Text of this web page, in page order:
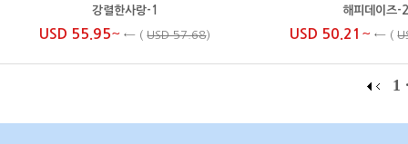
강렬한사랑-1
USD 55.95~ ← (USD 57.68)
해피데이즈-2
USD 50.21 ~ ← (
1